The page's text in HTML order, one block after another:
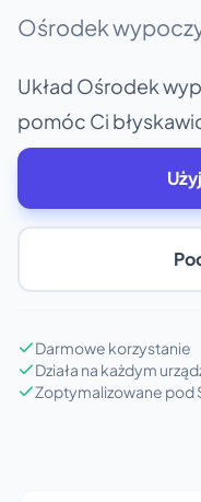
Ośrodek
Układ Ośrodek
pomóc Ci
Darmowe korzystanie
Działa na każdym
Zoptymalizowane pod